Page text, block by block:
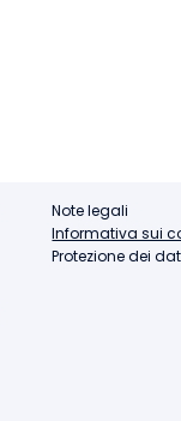
Note legali
Informativa sui
Protezione dei